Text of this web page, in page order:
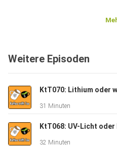
Weitere Episoden
31 Minuten
32 Minuten